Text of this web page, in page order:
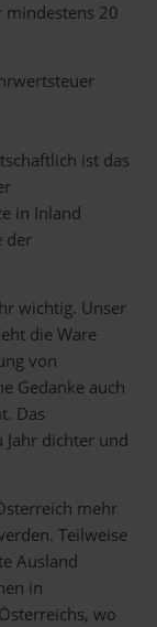
mindestens 20
ist das
in Inland
der
wichtig. Unser
die Ware
von
Gedanke auch
Das
Jahr dichter und
mehr
Teilweise
Ausland
in
wo